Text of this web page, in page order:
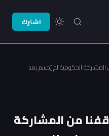
اشترك
المشاركة الحكومية لم يُحسم بعد
من المشاركة